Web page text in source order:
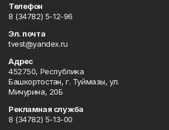
Телефон
8 (34782) 5-12-96
Эл. почта
tvest@yandex.ru
Адрес
452750, Республика
Башкортостан, г. Туймазы, ул.
Мичурина, 20Б
Рекламная служба
8 (34782) 5-13-00